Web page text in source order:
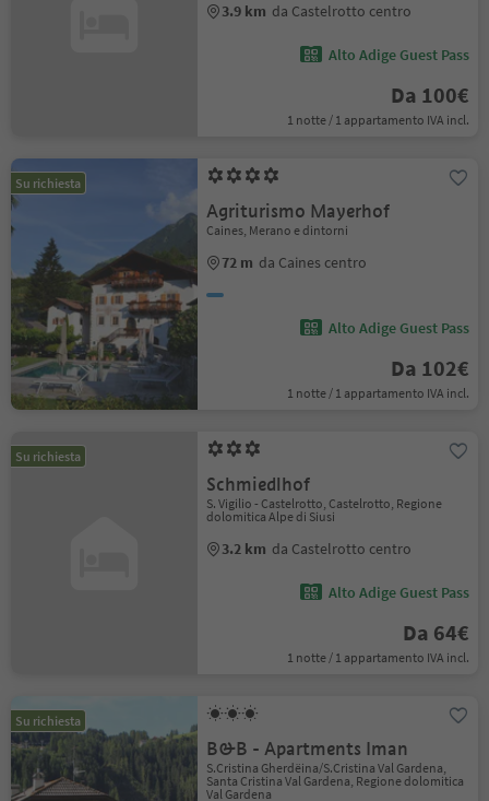
3.9 km da Castelrotto centro
Alto Adige Guest Pass
Da 100€
1 notte / 1 appartamento IVA incl.
Su richiesta
Agriturismo Mayerhof
Caines, Merano e dintorni
72 m da Caines centro
Alto Adige Guest Pass
Da 102€
1 notte / 1 appartamento IVA incl.
Su richiesta
Schmiedlhof
S. Vigilio - Castelrotto, Castelrotto, Regione
dolomitica Alpe di Siusi
3.2 km da Castelrotto centro
Alto Adige Guest Pass
Da 64€
1 notte / 1 appartamento IVA incl.
Su richiesta
B&B - Apartments Iman
S.Cristina Gherdëina/S.Cristina Val Gardena,
Santa Cristina Val Gardena, Regione dolomitica
Val Gardena